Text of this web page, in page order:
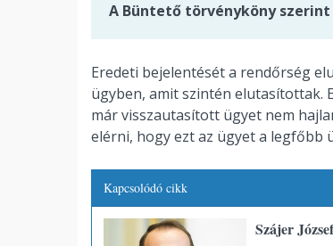
A Büntető törvényköny
Eredeti bejelentését a rendőrség
ügyben, amit szintén elutasítottak.
már visszautasított ügyet nem
elérni, hogy ezt az ügyet a legfőbb
Kapcsolódó cikk
Szájer